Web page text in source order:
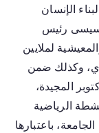
الإنسان
رئيس
لملايين
وكذلك ضمن
لانتصارات أكتوبر المجيدة،
الرياضية
باعتبارها